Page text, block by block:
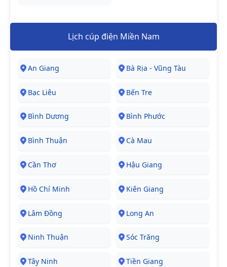
Lịch cúp điện Miền Nam
An Giang Bà Rịa - Vũng Tàu
Bạc Liêu Bến Tre
Bình Dương Bình Phước
Bình Thuận Cà Mau
Cần Thơ Hậu Giang
Hồ Chí Minh Kiên Giang
Lâm Đồng Long An
Ninh Thuận Sóc Trăng
Tây Ninh Tiền Giang